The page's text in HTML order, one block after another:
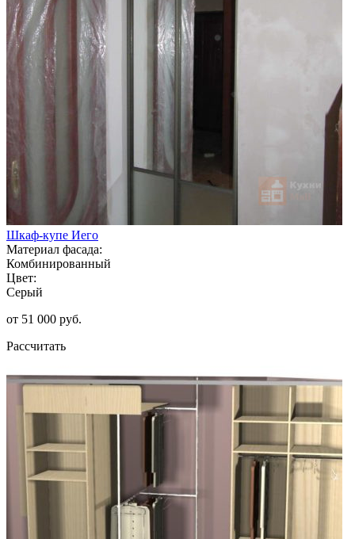
Шкаф-купе Иего
Материал фасада:
Комбинированный
Цвет:
Серый
от 51 000 руб.
Рассчитать